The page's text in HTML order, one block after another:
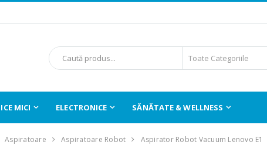
MICI ELECTRONICE SĂNĂTATE & WELLNESS
Aspiratoare Aspiratoare Robot Aspirator Robot Vacuum Lenovo E1